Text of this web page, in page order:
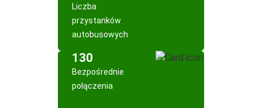
Liczba
przystanków
autobusowych
130
Bezpośrednie
połączenia